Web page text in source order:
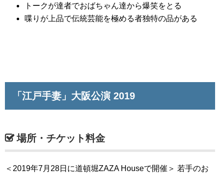
トークが達者でおばちゃん達から爆笑をとる
喋りが上品で伝統芸能を極める者独特の品がある
「江戸手妻」大阪公演 2019
場所・チケット料金
＜2019年7月28日に道頓堀ZAZA Houseで開催＞ 若手のお